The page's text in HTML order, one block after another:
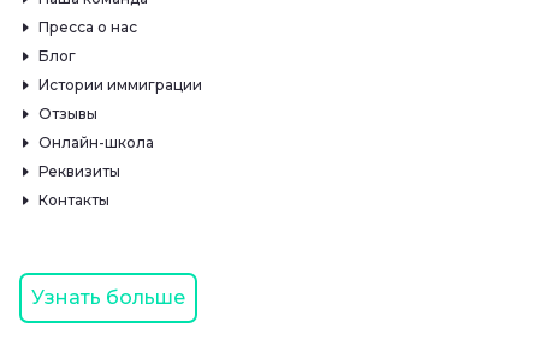
Пресса о нас
Блог
Истории иммиграции
Отзывы
Онлайн-школа
Реквизиты
Контакты
Узнать больше